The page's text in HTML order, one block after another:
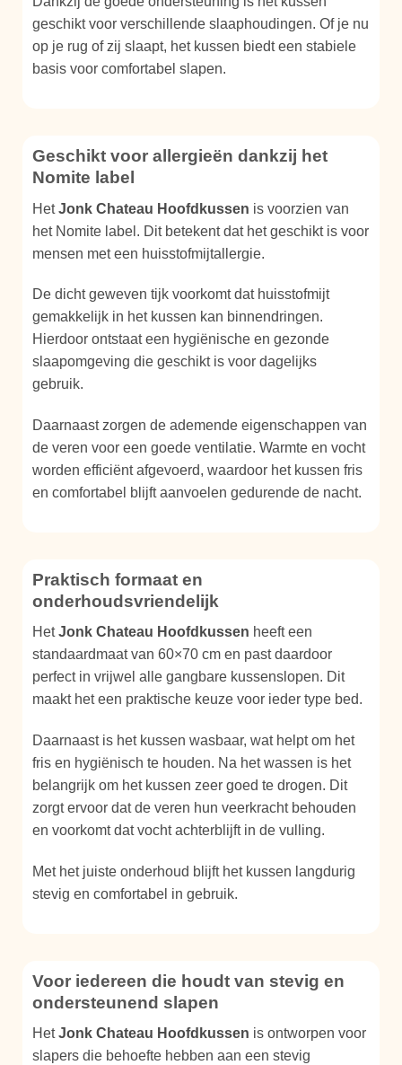
geschikt voor verschillende slaaphoudingen. Of je nu
op je rug of zij slaapt, het kussen biedt een stabiele
basis voor comfortabel slapen.
Geschikt voor allergieën dankzij het
Nomite label
HetJonk Chateau Hoofdkussen is voorzien van
het Nomite label. Dit betekent dat het geschikt is voor
mensen met een huisstofmijtallergie.
De dicht geweven tijk voorkomt dat huisstofmijt
gemakkelijk in het kussen kan binnendringen.
Hierdoor ontstaat een hygiënische en gezonde
slaapomgeving die geschikt is voor dagelijks
gebruik.
Daarnaast zorgen de ademende eigenschappen van
de veren voor een goede ventilatie. Warmte en vocht
worden efficiënt afgevoerd, waardoor het kussen fris
en comfortabel blijft aanvoelen gedurende de nacht.
Praktisch formaat en
onderhoudsvriendelijk
HetJonk Chateau Hoofdkussen heeft een
standaardmaat van 60×70 cm en past daardoor
perfect in vrijwel alle gangbare kussenslopen. Dit
maakt het een praktische keuze voor ieder type bed.
Daarnaast is het kussen wasbaar, wat helpt om het
fris en hygiënisch te houden. Na het wassen is het
belangrijk om het kussen zeer goed te drogen. Dit
zorgt ervoor dat de veren hun veerkracht behouden
en voorkomt dat vocht achterblijft in de vulling.
Met het juiste onderhoud blijft het kussen langdurig
stevig en comfortabel in gebruik.
Voor iedereen die houdt van stevig en
ondersteunend slapen
HetJonk Chateau Hoofdkussen is ontworpen voor
slapers die behoefte hebben aan een stevig